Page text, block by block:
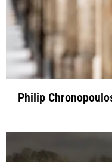
Philip